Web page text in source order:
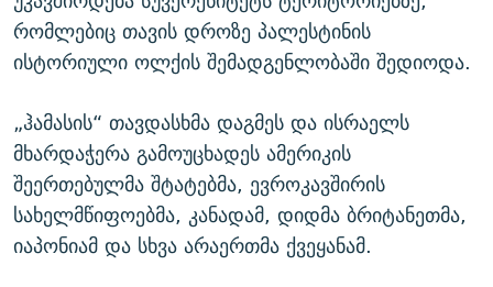
რომლებიც თავის დროზე პალესტინის
ისტორიული ოლქის შემადგენლობაში შედიოდა.
„ჰამასის“ თავდასხმა დაგმეს და ისრაელს
მხარდაჭერა გამოუცხადეს ამერიკის
შეერთებულმა შტატებმა, ევროკავშირის
სახელმწიფოებმა, კანადამ, დიდმა ბრიტანეთმა,
იაპონიამ და სხვა არაერთმა ქვეყანამ.